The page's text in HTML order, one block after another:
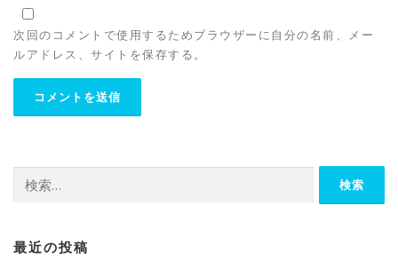
次回のコメントで使用するためブラウザーに自分の名前、メー
ルアドレス、サイトを保存する。
索:
最近の投稿